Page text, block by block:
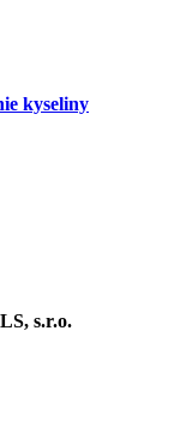
kyseliny
s.r.o.